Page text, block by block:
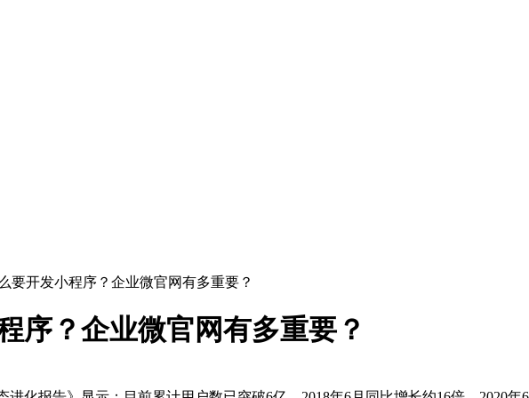
要开发小程序？企业微官网有多重要？
序？企业微官网有多重要？